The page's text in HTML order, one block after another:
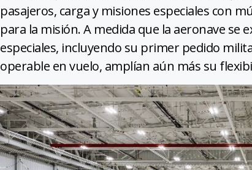
pasajeros, carga y misiones especiales con
para la misión. A medida que la aeronave se
especiales, incluyendo su primer pedido
operable en vuelo, amplían aún más su